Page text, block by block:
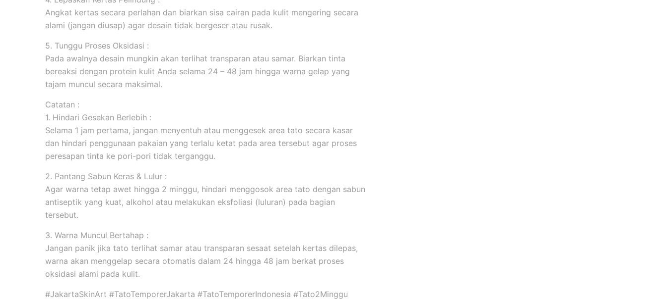
Angkat kertas secara perlahan dan biarkan sisa cairan pada kulit mengering secara
alami (jangan diusap) agar desain tidak bergeser atau rusak.
5. Tunggu Proses Oksidasi :
Pada awalnya desain mungkin akan terlihat transparan atau samar. Biarkan tinta
bereaksi dengan protein kulit Anda selama 24 – 48 jam hingga warna gelap yang
tajam muncul secara maksimal.
Catatan :
1. Hindari Gesekan Berlebih :
Selama 1 jam pertama, jangan menyentuh atau menggesek area tato secara kasar
dan hindari penggunaan pakaian yang terlalu ketat pada area tersebut agar proses
peresapan tinta ke pori-pori tidak terganggu.
2. Pantang Sabun Keras & Lulur :
Agar warna tetap awet hingga 2 minggu, hindari menggosok area tato dengan sabun
antiseptik yang kuat, alkohol atau melakukan eksfoliasi (luluran) pada bagian
tersebut.
3. Warna Muncul Bertahap :
Jangan panik jika tato terlihat samar atau transparan sesaat setelah kertas dilepas,
warna akan menggelap secara otomatis dalam 24 hingga 48 jam berkat proses
oksidasi alami pada kulit.
#JakartaSkinArt #TatoTemporerJakarta #TatoTemporerIndonesia #Tato2Minggu